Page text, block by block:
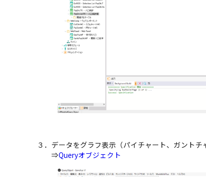
３．データをグラフ表示（パイチャート、ガント
⇒Queryオブジェクト